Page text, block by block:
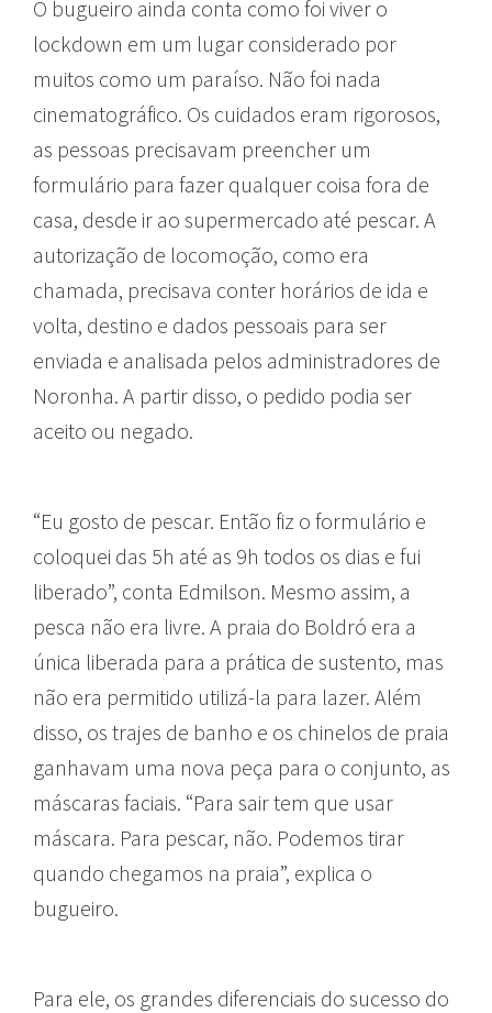
O bugueiro ainda conta como foi viver o
lockdown em um lugar considerado por
muitos como um paraíso. Não foi nada
cinematográfico. Os cuidados eram rigorosos,
as pessoas precisavam preencher um
formulário para fazer qualquer coisa fora de
casa, desde ir ao supermercado até pescar. A
autorização de locomoção, como era
chamada, precisava conter horários de ida e
volta, destino e dados pessoais para ser
enviada e analisada pelos administradores de
Noronha. A partir disso, o pedido podia ser
aceito ou negado.
“Eu gosto de pescar. Então fiz o formulário e
coloquei das 5h até as 9h todos os dias e fui
liberado”, conta Edmilson. Mesmo assim, a
pesca não era livre. A praia do Boldró era a
única liberada para a prática de sustento, mas
não era permitido utilizá-la para lazer. Além
disso, os trajes de banho e os chinelos de praia
ganhavam uma nova peça para o conjunto, as
máscaras faciais. “Para sair tem que usar
máscara. Para pescar, não. Podemos tirar
quando chegamos na praia”, explica o
bugueiro.
Para ele, os grandes diferenciais do sucesso do